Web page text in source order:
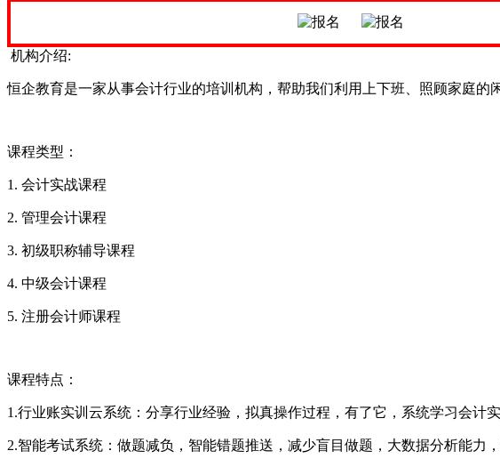
机构介绍:
恒企教育是一家从事会计行业的培训机构，帮助我们利用上下班、照顾家庭的
课程类型：
1. 会计实战课程
2. 管理会计课程
3. 初级职称辅导课程
4. 中级会计课程
5. 注册会计师课程
课程特点：
1.行业账实训云系统：分享行业经验，拟真操作过程，有了它，系统学习会计实
2.智能考试系统：做题减负，智能错题推送，减少盲目做题，大数据分析能力